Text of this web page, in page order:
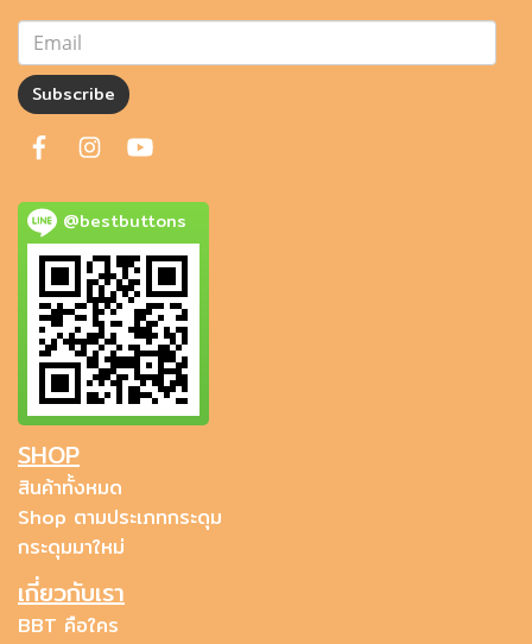
Subscribe
@bestbuttons
SHOP
สินค้าทั้งหมด
Shop ตามประเภทกระดุม
กระดุมมาใหม่
เกี่ยวกับเรา
BBT คือใคร